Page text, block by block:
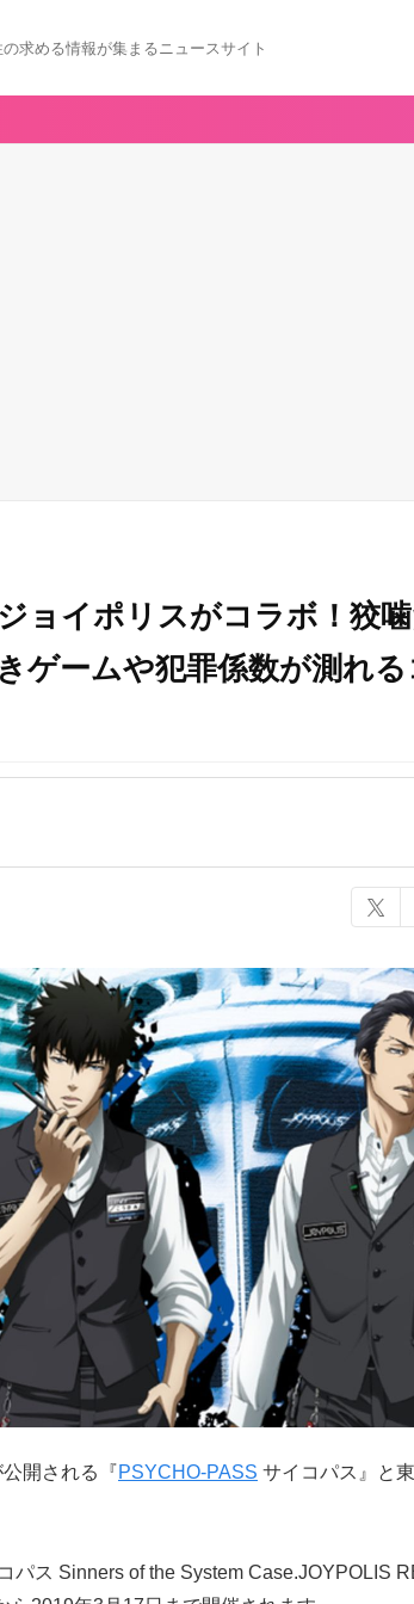
求める情報が集まるニュースサイト
ョイポリスがコラボ！狡
ゲームや犯罪係数が測れる
開される『PSYCHO-PASS サイコパス』と
パス Sinners of the System Case.JOYPOLIS